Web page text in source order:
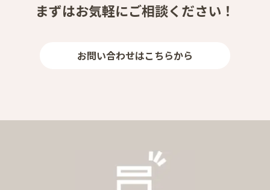
まずはお気軽にご相談ください！
お問い合わせはこちらから